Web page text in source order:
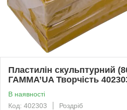
Пластилін скульптурний
ГАММА’UA Творчість
В наявності
Код: 402303
Роздріб